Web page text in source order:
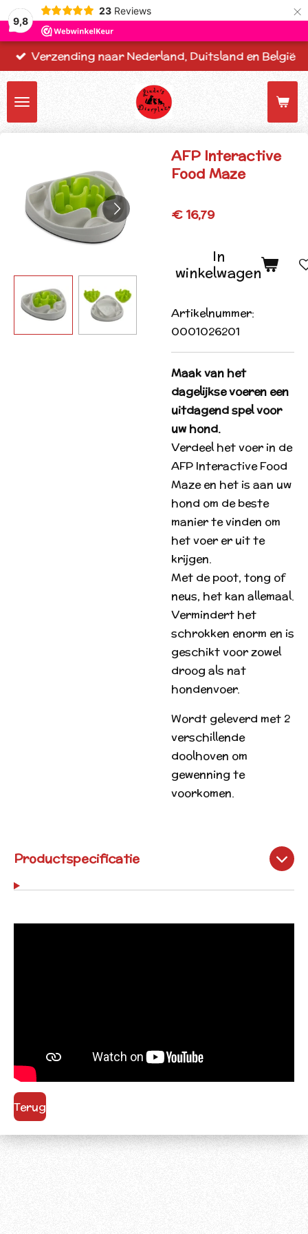
9,8
23 Reviews ×
Verzending naar Nederland, Duitsland en België
AFP Interactive
Food Maze
€ 16,79
In
winkelwagen
Artikelnummer:
0001026201
Maak van het
dagelijkse voeren een
uitdagend spel voor
uw hond.
Verdeel het voer in de
AFP Interactive Food
Maze en het is aan uw
hond om de beste
manier te vinden om
het voer er uit te
krijgen.
Met de poot, tong of
neus, het kan allemaal.
Vermindert het
schrokken enorm en is
geschikt voor zowel
droog als nat
hondenvoer.
Wordt geleverd met 2
verschillende
doolhoven om
gewenning te
voorkomen.
Productspecificatie
Terug